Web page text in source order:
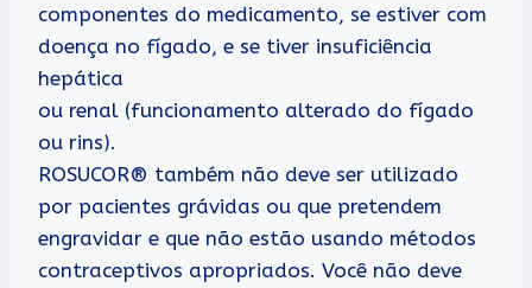
componentes do medicamento, se estiver com
doença no fígado, e se tiver insuficiência
hepática
ou renal (funcionamento alterado do fígado
ou rins).
ROSUCOR® também não deve ser utilizado
por pacientes grávidas ou que pretendem
engravidar e que não estão usando métodos
contraceptivos apropriados. Você não deve